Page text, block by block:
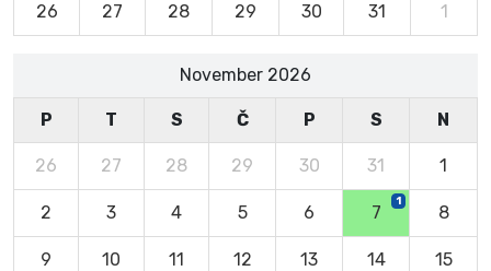
26 27 28 29 30 31 1
November 2026
P T S Č P S N
26 27 28 29 30 31 1
2 3 4 5 6 7
1
8
9 10 11 12 13 14 15